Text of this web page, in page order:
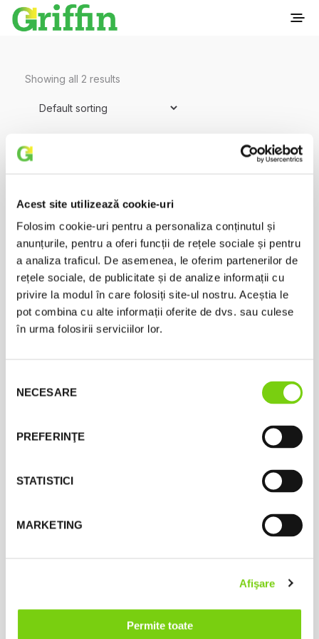
Acest site utilizează cookie-uri
Folosim cookie-uri pentru a personaliza conținutul și
anunțurile, pentru a oferi funcții de rețele sociale și pentru
a analiza traficul. De asemenea, le oferim partenerilor de
rețele sociale, de publicitate și de analize informații cu
privire la modul în care folosiți site-ul nostru. Aceștia le
pot combina cu alte informații oferite de dvs. sau culese
în urma folosirii serviciilor lor.
consimțământului
NECESARE
PREFERINŢE
STATISTICI
MARKETING
Afişare
Permite toate
Showing all 2 results
Speaker In White